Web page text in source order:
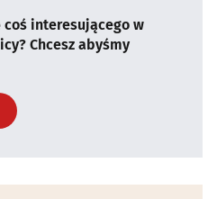
coś interesującego w
Chcesz abyśmy